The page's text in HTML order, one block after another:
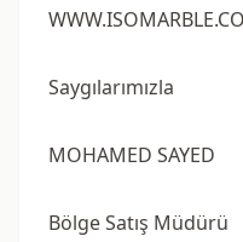
Saygılarımızla
MOHAMED SAYED
Bölge Satış Müdürü